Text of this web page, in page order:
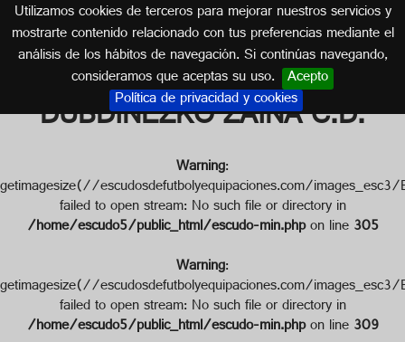
Utilizamos cookies de terceros para mejorar nuestros servicios y
mostrarte contenido relacionado con tus preferencias mediante el
análisis de los hábitos de navegación. Si continúas navegando,
consideramos que aceptas su uso. Acepto
Política de privacidad y cookies
Escudo de OTXARTABA
DUBDINEZKO ZAINA C.D.
PAÍS VASCO
Warning:
getimagesize(//escudosdefutbolyequipaciones.com/
failed to open stream: No such file or directory in
/home/escudo5/public_html/escudo-min.phpon line305
Warning:
getimagesize(//escudosdefutbolyequipaciones.com/
failed to open stream: No such file or directory in
/home/escudo5/public_html/escudo-min.phpon line309